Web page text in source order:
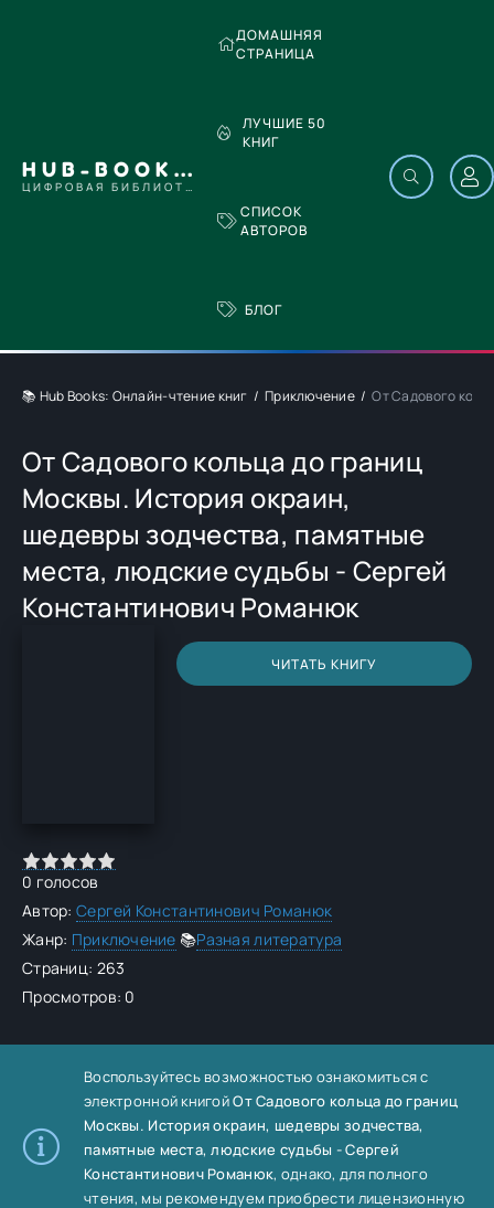
HUB-BOOKS.COM
ЦИФРОВАЯ БИБЛИОТЕКА
ДОМАШНЯЯ
СТРАНИЦА
ЛУЧШИЕ 50
КНИГ
СПИСОК
АВТОРОВ
БЛОГ
📚 Hub Books: Онлайн-чтение книг Приключение От Садового
От Садового кольца до границ
Москвы. История окраин,
шедевры зодчества, памятные
места, людские судьбы - Сергей
Константинович Романюк
ЧИТАТЬ КНИГУ
0 голосов
Автор: Сергей Константинович Романюк
Жанр: Приключение 📚Разная литература
Страниц: 263
Просмотров: 0
Воспользуйтесь возможностью ознакомиться с
электронной книгойОт Садового кольца до границ
Москвы. История окраин, шедевры зодчества,
памятные места, людские судьбы - Сергей
Константинович Романюк, однако, для полного
чтения, мы рекомендуем приобрести лицензионную